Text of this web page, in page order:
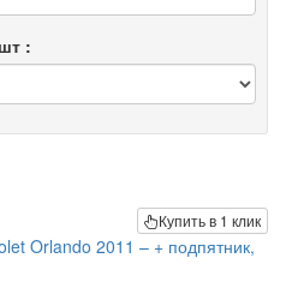
:
Купить в 1 клик